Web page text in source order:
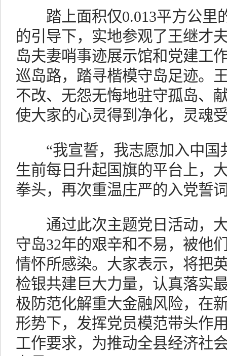
踏上面积仅0.013平方公里
的引导下，实地参观了王继才
岛夫妻哨事迹展示馆和党建工
巡岛路，踏寻楷模守岛足迹。
不改、无怨无悔地驻守孤岛、
使大家的心灵得到净化，灵魂
“我宣誓，我志愿加入中国
生前每日升起国旗的平台上，
拳头，再次重温庄严的入党誓
通过此次主题党日活动，大
守岛32年的艰辛和不易，被他
情怀所感染。大家表示，将把
检银共建巨大力量，认真落实
极防范化解重大金融风险，在
形势下，发挥党员模范带头作
工作要求，为推动全县经济社